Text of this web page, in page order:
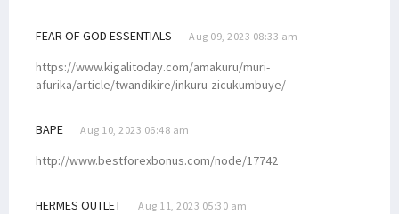
FEAR OF GOD ESSENTIALS Aug 09, 2023 08:33 am
https://www.kigalitoday.com/amakuru/muri-
afurika/article/twandikire/inkuru-zicukumbuye/
BAPE Aug 10, 2023 06:48 am
http://www.bestforexbonus.com/node/17742
HERMES OUTLET Aug 11, 2023 05:30 am